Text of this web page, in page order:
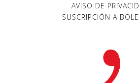
AVISO DE
SUSCRIPCIÓN A